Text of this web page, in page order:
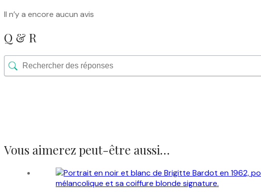
Il n’y a encore aucun avis
Q & R
Vous aimerez peut-être aussi…